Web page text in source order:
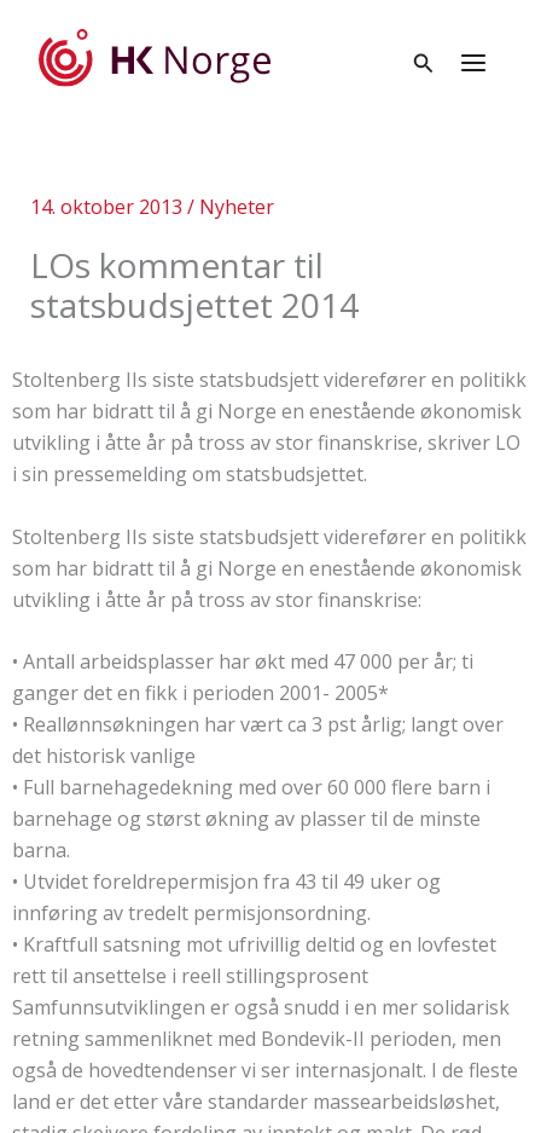
14. oktober 2013 / Nyheter
LOs kommentar til
statsbudsjettet 2014
Stoltenberg IIs siste statsbudsjett viderefører en politikk
som har bidratt til å gi Norge en enestående økonomisk
utvikling i åtte år på tross av stor finanskrise, skriver LO
i sin pressemelding om statsbudsjettet.
Stoltenberg IIs siste statsbudsjett viderefører en politikk
som har bidratt til å gi Norge en enestående økonomisk
utvikling i åtte år på tross av stor finanskrise:
• Antall arbeidsplasser har økt med 47 000 per år; ti
ganger det en fikk i perioden 2001- 2005*
• Reallønnsøkningen har vært ca 3 pst årlig; langt over
det historisk vanlige
• Full barnehagedekning med over 60 000 flere barn i
barnehage og størst økning av plasser til de minste
barna.
• Utvidet foreldrepermisjon fra 43 til 49 uker og
innføring av tredelt permisjonsordning.
• Kraftfull satsning mot ufrivillig deltid og en lovfestet
rett til ansettelse i reell stillingsprosent
Samfunnsutviklingen er også snudd i en mer solidarisk
retning sammenliknet med Bondevik-II perioden, men
også de hovedtendenser vi ser internasjonalt. I de fleste
land er det etter våre standarder massearbeidsløshet,